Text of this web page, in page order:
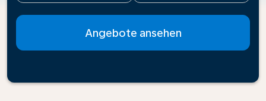
Angebote ansehen